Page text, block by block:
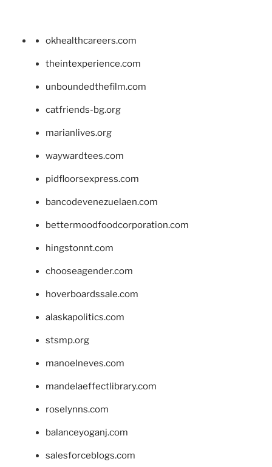
okhealthcareers.com
theintexperience.com
unboundedthefilm.com
catfriends-bg.org
marianlives.org
waywardtees.com
pidfloorsexpress.com
bancodevenezuelaen.com
bettermoodfoodcorporation.com
hingstonnt.com
chooseagender.com
hoverboardssale.com
alaskapolitics.com
stsmp.org
manoelneves.com
mandelaeffectlibrary.com
roselynns.com
balanceyoganj.com
salesforceblogs.com